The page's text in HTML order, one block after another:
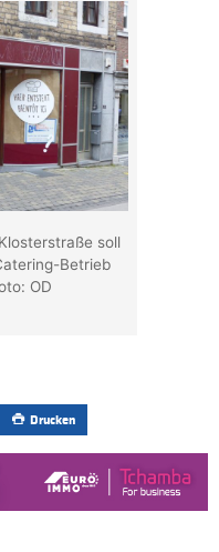
soll
Betrieb
OD
Drucken